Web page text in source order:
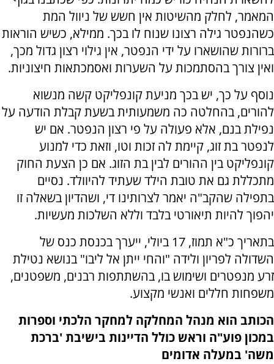
המאמר, לחלק מהשיטות אין חשש של ניוול המת
כשהנפטר גילה רצונו שנוח לו בכך. ממילא, כשיש הוראות
ברורות שהושארו על ידי הנפטר, אין גילוי רצון גדול מכך,
ואין צורך בהסתמכות על השערות ואסמכתאות חיצוניות.
נוסף על כך, יש בכך מניעת קונפליקט קשה מנשוא
להורים, בהחלטה כה משמעותית בשעת קבלת הודעה על
נפילת בנם, אלא פעולה על פי רצון הנפטר. אם יש
לנפטר בת זוג, קיימת לה זכות וטו, וזאת כדי למנוע
קונפליקט בין ההורים לבין בת הזוג. אם כן הצעת החוק
מתכללת גם את טובת הילד שעתיד להיוולד. נסיים
בתפילה שהקב"ה יאמר לצרותינו די, ושהדיון בשאלה זו
יהפוך להיות תיאורטי בלבד וללא השלכות מעשיות.
בתאריך כ"א תמוז, 17 ביולי, ייערך בכנסת כנס של
השדולה לפריון ולידה "והחי ייתן אל ליבו" בנושא נטילת
זרע מנפטרים ושימוש בו, בהשתתפות רבנים, משפטנים,
משפחות חללים ואנשי מקצוע.
הכותב הוא מנהל המחלקה למחקר הלכתי וספרות
במכון פוע"ה וראש כולל הדיינות בישיבת 'ברכת
משה' במעלה אדומים